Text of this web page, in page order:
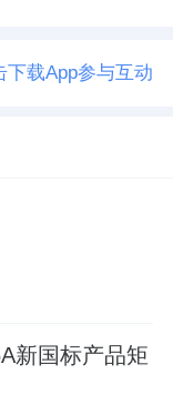
下载App参与互动
新国标产品矩